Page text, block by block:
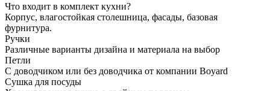
Что входит в комплект кухни?
Корпус, влагостойкая столешница, фасады, базовая
фурнитура.
Ручки
Различные варианты дизайна и материала на выбор
Петли
С доводчиком или без доводчика от компании Boyard
Сушка для посуды